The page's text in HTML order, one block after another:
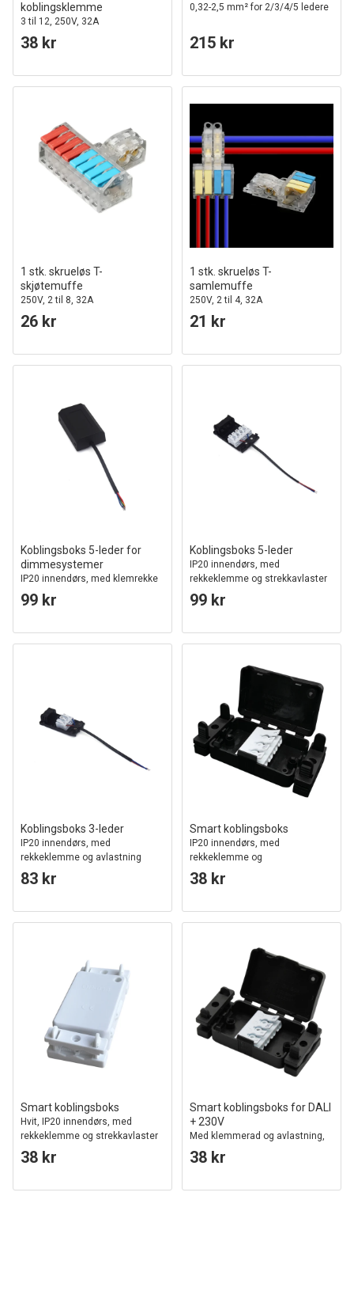
koblingsklemme
3 til 12, 250V, 32A
38 kr
0,32-2,5 mm² for 2/3/4/5 ledere
215 kr
1 stk. skrueløs T-
skjøtemuffe
250V, 2 til 8, 32A
26 kr
1 stk. skrueløs T-
samlemuffe
250V, 2 til 4, 32A
21 kr
Koblingsboks 5-leder for
dimmesystemer
IP20 innendørs, med klemrekke
og strekkavlaster, 0-10V / DALI
99 kr
Koblingsboks 5-leder
IP20 innendørs, med
rekkeklemme og strekkavlaster
99 kr
Koblingsboks 3-leder
IP20 innendørs, med
rekkeklemme og avlastning
83 kr
Smart koblingsboks
IP20 innendørs, med
rekkeklemme og
strekkavlastning
38 kr
Smart koblingsboks
Hvit, IP20 innendørs, med
rekkeklemme og strekkavlaster
38 kr
Smart koblingsboks for DALI
+ 230V
Med klemmerad og avlastning,
IP20 innendørs
38 kr